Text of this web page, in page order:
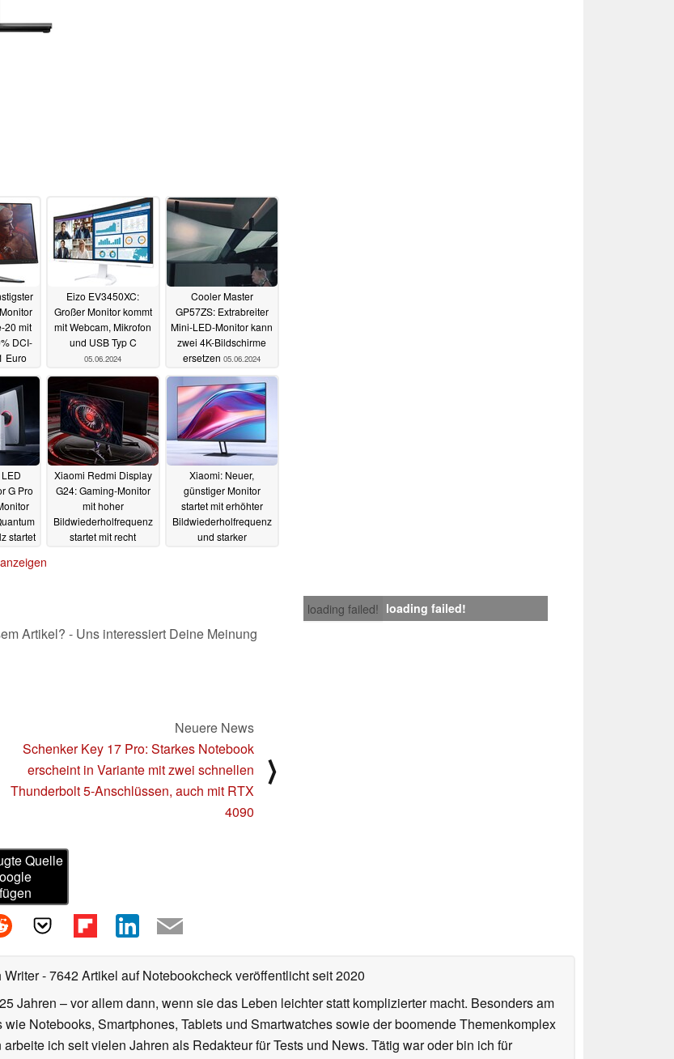
20 mit
DCI-
Euro
Eizo EV3450XC:
Großer Monitor kommt
mit Webcam, Mikrofon
und USB Typ C
05.06.2024
Cooler Master
GP57ZS: Extrabreiter
Mini-LED-Monitor kann
zwei 4K-Bildschirme
ersetzen 05.06.2024
G Pro
startet
Xiaomi Redmi Display
G24: Gaming-Monitor
mit hoher
Bildwiederholfrequenz
startet mit recht
Xiaomi: Neuer,
günstiger Monitor
startet mit erhöhter
Bildwiederholfrequenz
und starker
loading failed! loading failed!
Artikel? - Uns interessiert Deine Meinung
Neuere News
Schenker Key 17 Pro: Starkes Notebook
erscheint in Variante mit zwei schnellen
Thunderbolt 5-Anschlüssen, auch mit RTX
4090
⟩
Quelle
Writer- 7642 Artikel auf Notebookcheck veröffentlichtseit 2020
Jahren – vor allem dann, wenn sie das Leben leichter statt komplizierter macht. Besonders am
Notebooks, Smartphones, Tablets und Smartwatches sowie der boomende Themenkomplex
ich seit vielen Jahren als Redakteur für Tests und News. Tätig war oder bin ich für